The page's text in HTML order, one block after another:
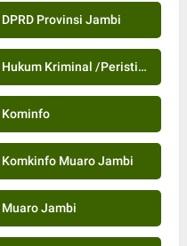
DPRD Provinsi Jambi
Hukum Kriminal /Peristiwa
Kominfo
Komkinfo Muaro Jambi
Muaro Jambi